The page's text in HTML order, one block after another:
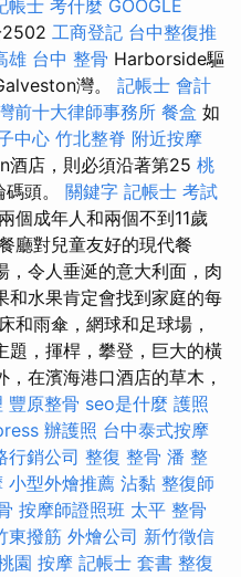
帳士 考什麼 GOOGLE
工商登記 台中整復推
雄 台中 整骨 Harborside驅
灣。 記帳士 會計
前十大律師事務所 餐盒 如
中心 竹北整脊 附近按摩
酒店，則必須沿著第25 桃
頭。 關鍵字 記帳士 考試
個成年人和兩個不到11歲
廳對兒童友好的現代餐
，令人垂涎的意大利面，肉
和水果肯定會找到家庭的每
和雨傘，網球和足球場，
題，揮桿，攀登，巨大的橫
在濱海港口酒店的草木，
豐原整骨 seo是什麼 護照
辦護照 台中泰式按摩
行銷公司 整復 整骨 潘 整
小型外燴推薦 沾黏 整復師
按摩師證照班 太平 整骨
東撥筋 外燴公司 新竹徵信
園 按摩 記帳士 套書 整復